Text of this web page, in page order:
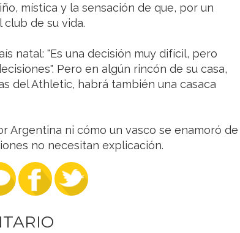
mística y la sensación de que, por un
de su vida.
natal: "Es una decisión muy difícil, pero
Pero en algún rincón de su casa,
del Athletic, habrá también una casaca
Argentina ni cómo un vasco se enamoró de
no necesitan explicación.